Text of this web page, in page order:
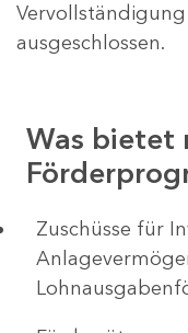
ausgeschlossen.
Was bietet
​​​​​​Zuschüsse für